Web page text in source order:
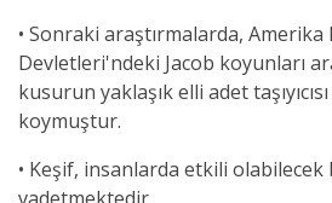
• Sonraki araştırmalarda,
Devletleri'ndeki Jacob koyunları
kusurun yaklaşık elli adet
koymuştur.
• Keşif, insanlarda etkili